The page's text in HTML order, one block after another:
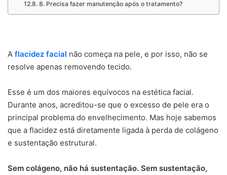
8. Precisa fazer manutenção após o tratamento?
A flacidez facial não começa na pele, e por isso, não se
resolve apenas removendo tecido.
Esse é um dos maiores equívocos na estética facial.
Durante anos, acreditou-se que o excesso de pele era o
principal problema do envelhecimento. Mas hoje sabemos
que a flacidez está diretamente ligada à perda de colágeno
e sustentação estrutural.
Sem colágeno, não há sustentação. Sem sustentação,